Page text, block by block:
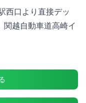
西口より直接デッ
関越自動車道高崎イ